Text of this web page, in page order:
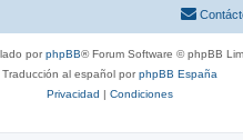
porphpBB® Forum Software © phpBB
Traducción al español porphpBB España
Privacidad | Condiciones